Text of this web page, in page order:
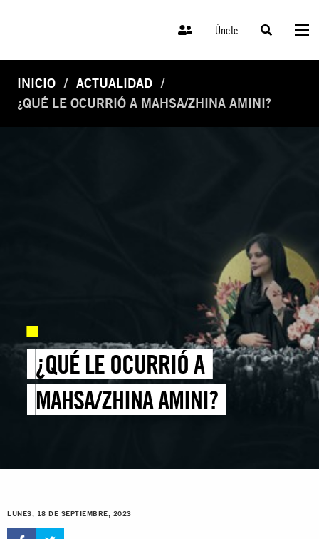
Únete
INICIO
ACTUALIDAD
¿QUÉ LE OCURRIÓ A MAHSA/ZHINA AMINI?
¿QUÉ LE OCURRIÓ A
MAHSA/ZHINA AMINI?
LUNES, 18 DE SEPTIEMBRE, 2023